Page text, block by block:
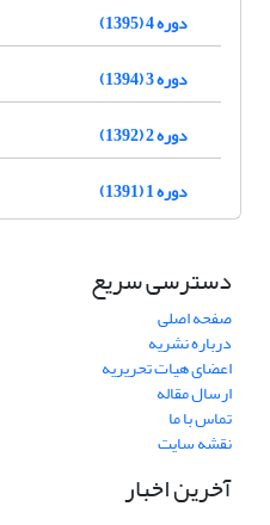
دوره 4 (1395)
دوره 3 (1394)
دوره 2 (1392)
دوره 1 (1391)
دسترسی سریع
صفحه اصلی
درباره نشریه
اعضای هیات تحریریه
ارسال مقاله
تماس با ما
نقشه سایت
آخرین اخبار